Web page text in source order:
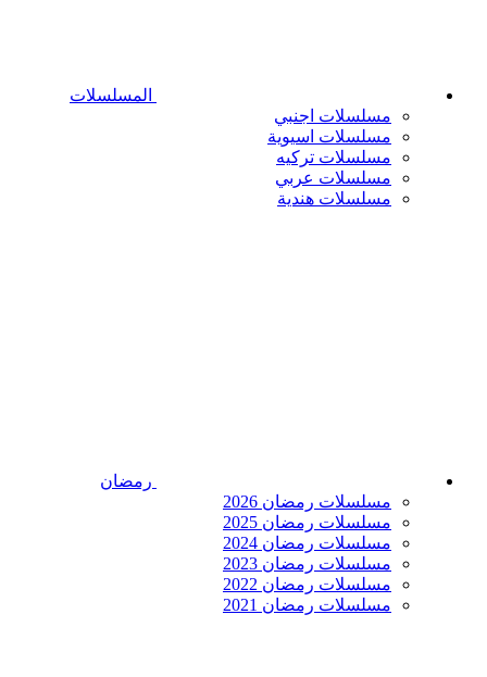
المسلسلات
مسلسلات اجنبي
مسلسلات اسيوية
مسلسلات تركيه
مسلسلات عربي
مسلسلات هندية
رمضان
مسلسلات رمضان 2026
مسلسلات رمضان 2025
مسلسلات رمضان 2024
مسلسلات رمضان 2023
مسلسلات رمضان 2022
مسلسلات رمضان 2021